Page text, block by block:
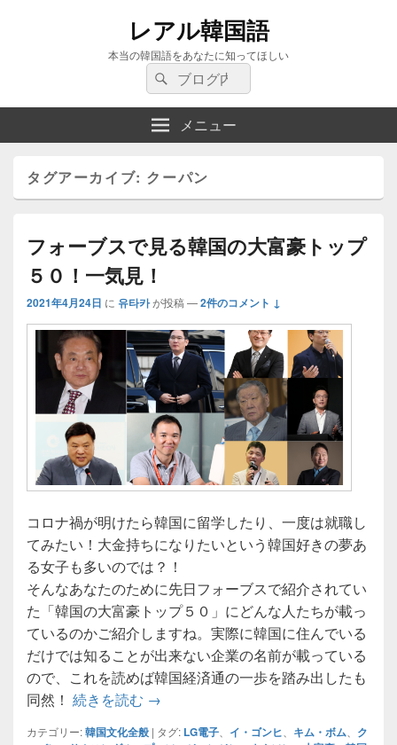
レアル韓国語
本当の韓国語をあなたに知ってほしい
検
索:
検
索
メニュー
タグアーカイブ: クーパン
フォーブスで見る韓国の大富豪トップ
５０！一気見！
2021年4月24日 に 유타카が投稿 —2件のコメント ↓
コロナ禍が明けたら韓国に留学したり、一度は就職し
てみたい！大金持ちになりたいという韓国好きの夢あ
る女子も多いのでは？！
そんなあなたのために先日フォーブスで紹介されてい
た「韓国の大富豪トップ５０」にどんな人たちが載っ
ているのかご紹介しますね。実際に韓国に住んでいる
だけでは知ることが出来ない企業の名前が載っている
ので、これを読めば韓国経済通の一歩を踏み出したも
同然！ 続きを読む フォーブスで見る韓国の大富豪トップ
→
カテゴリー:韓国文化全般 | タグ: LG電子、 イ・ゴンヒ、 キム・ボム、 ク